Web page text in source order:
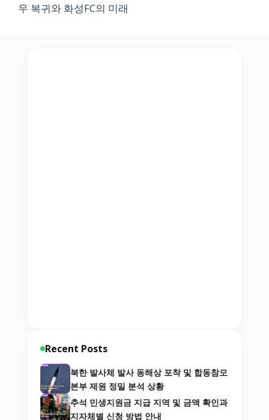
우 복귀와 화성FC의 미래
Recent Posts
북한 발사체 발사 동해상 포착 및 합동참모
본부 제원 정밀 분석 상황
추석 민생지원금 지급 지역 및 금액 확인과
지자체별 신청 방법 안내